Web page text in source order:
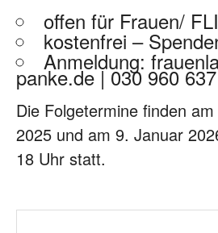
offen für Frauen/
kostenfrei –
Anmeldung:
panke.de | 030 960
Die Folgetermine finden
2025 und am 9. Januar
18 Uhr statt.